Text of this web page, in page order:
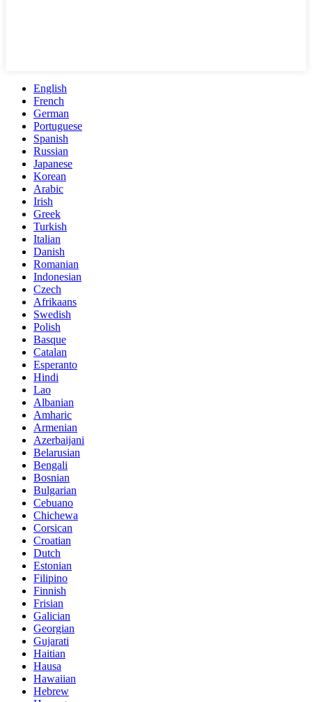
English
French
German
Portuguese
Spanish
Russian
Japanese
Korean
Arabic
Irish
Greek
Turkish
Italian
Danish
Romanian
Indonesian
Czech
Afrikaans
Swedish
Polish
Basque
Catalan
Esperanto
Hindi
Lao
Albanian
Amharic
Armenian
Azerbaijani
Belarusian
Bengali
Bosnian
Bulgarian
Cebuano
Chichewa
Corsican
Croatian
Dutch
Estonian
Filipino
Finnish
Frisian
Galician
Georgian
Gujarati
Haitian
Hausa
Hawaiian
Hebrew